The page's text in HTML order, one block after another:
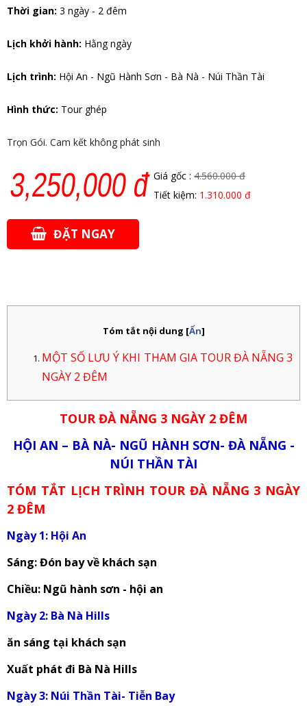
Thời gian: 3 ngày - 2 đêm
Lịch khởi hành: Hằng ngày
Lịch trình: Hội An - Ngũ Hành Sơn - Bà Nà - Núi Thần Tài
Hình thức: Tour ghép
Trọn Gói. Cam kết không phát sinh
3,250,000 đ Giá gốc : 4.560.000 đ
Tiết kiệm: 1.310.000 đ
ĐẶT NGAY
Tóm tắt nội dung [Ẩn]
MỘT SỐ LƯU Ý KHI THAM GIA TOUR ĐÀ NẴNG 3
NGÀY 2 ĐÊM
TOUR ĐÀ NẴNG 3 NGÀY 2 ĐÊM
HỘI AN – BÀ NÀ- NGŨ HÀNH SƠN- ĐÀ NẴNG -
NÚI THẦN TÀI
TÓM TẮT LỊCH TRÌNH TOUR ĐÀ NẴNG 3 NGÀY
2 ĐÊM
Ngày 1: Hội An
Sáng: Đón bay về khách sạn
Chiều: Ngũ hành sơn - hội an
Ngày 2: Bà Nà Hills
ăn sáng tại khách sạn
Xuất phát đi Bà Nà Hills
Ngày 3: Núi Thần Tài- Tiễn Bay